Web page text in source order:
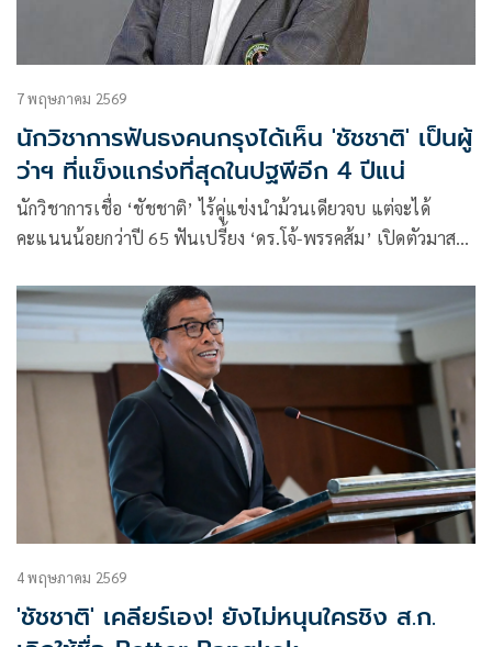
7 พฤษภาคม 2569
นักวิชาการฟันธงคนกรุงได้เห็น 'ชัชชาติ' เป็นผู้
ว่าฯ ที่แข็งแกร่งที่สุดในปฐพีอีก 4 ปีแน่
นักวิชาการเชื่อ ‘ชัชชาติ’ ไร้คู่แข่งนำม้วนเดียวจบ แต่จะได้
คะแนนน้อยกว่าปี 65 ฟันเปรี้ยง ‘ดร.โจ้-พรรคส้ม’ เปิดตัวมาสอง
พร้อม แต่จะได้ สก.มากขึ้น
4 พฤษภาคม 2569
'ชัชชาติ' เคลียร์เอง! ยังไม่หนุนใครชิง ส.ก.